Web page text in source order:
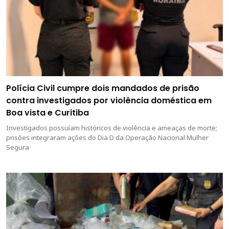
Polícia Civil cumpre dois mandados de prisão
contra investigados por violência doméstica em
Boa vista e Curitiba
Investigados possuíam históricos de violência e ameaças de morte;
prisões integraram ações do Dia D da Operação Nacional Mulher
Segura